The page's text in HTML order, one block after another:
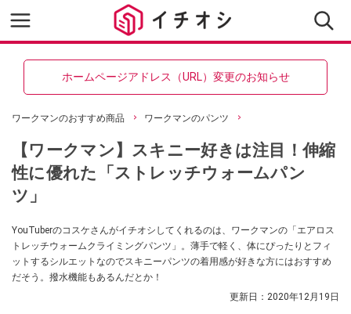
ホームページアドレス（URL）変更のお知らせ
ワークマンのおすすめ商品 ワークマンのパンツ
【ワークマン】スキニー好きは注目！伸縮
性に優れた「ストレッチウォームパン
ツ」
YouTuberのコスケさんがイチオシしてくれるのは、ワークマンの「エアロス
トレッチウォームクライミングパンツ」。薄手で軽く、体にぴったりとフィ
ットするシルエットなのでスキニーパンツの着用感が好きな方にはおすすめ
だそう。撥水機能もあるんだとか！
更新日： 2020年12月19日